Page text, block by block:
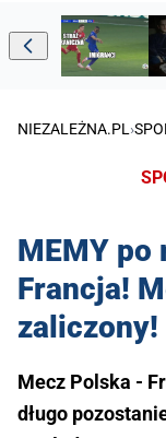
NIEZALEŻNA.PL ›
MEMY po
Francja!
zaliczony!
Mecz Polska -
długo